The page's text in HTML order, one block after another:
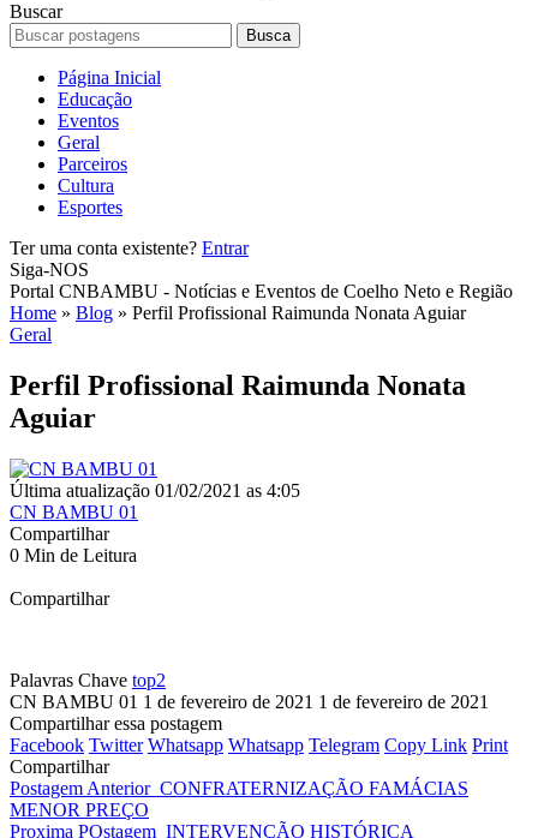
Buscar
Página Inicial
Educação
Eventos
Geral
Parceiros
Cultura
Esportes
Ter uma conta existente? Entrar
Siga-NOS
Portal CNBAMBU - Notícias e Eventos de Coelho Neto e Região
Home » Blog » Perfil Profissional Raimunda Nonata Aguiar
Geral
Perfil Profissional Raimunda Nonata
Aguiar
Última atualização 01/02/2021 as 4:05
CN BAMBU 01
Compartilhar
0 Min de Leitura
Compartilhar
Palavras Chave top2
CN BAMBU 01 1 de fevereiro de 2021 1 de fevereiro de 2021
Compartilhar essa postagem
Facebook Twitter Whatsapp Whatsapp Telegram Copy Link Print
Compartilhar
Postagem Anterior CONFRATERNIZAÇÃO FAMÁCIAS
MENOR PREÇO
Proxima POstagem INTERVENÇÃO HISTÓRICA